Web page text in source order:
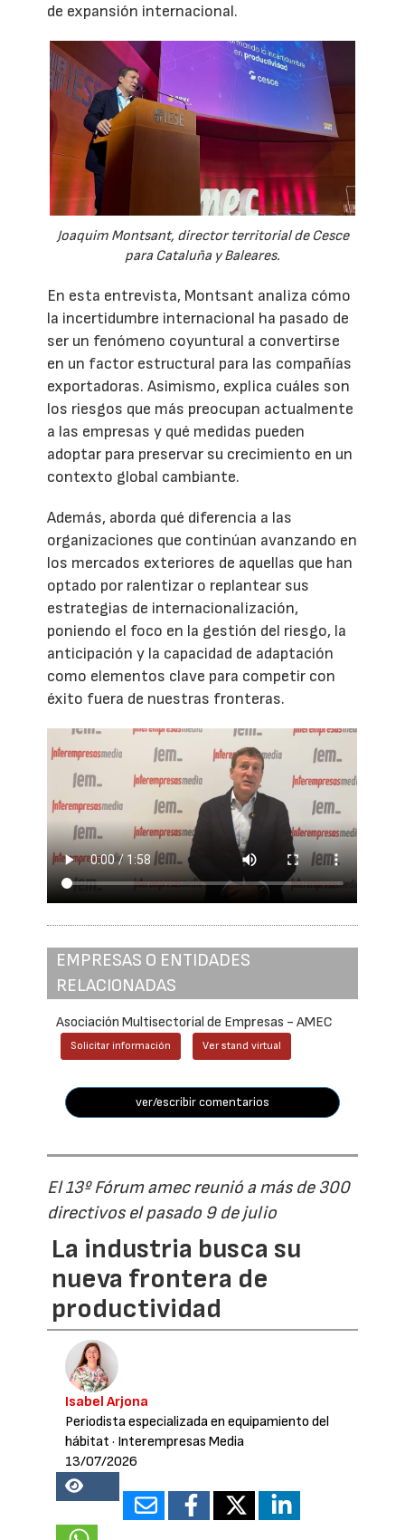
de expansión internacional.
Joaquim Montsant, director territorial de Cesce
para Cataluña y Baleares.
En esta entrevista, Montsant analiza cómo
la incertidumbre internacional ha pasado de
ser un fenómeno coyuntural a convertirse
en un factor estructural para las compañías
exportadoras. Asimismo, explica cuáles son
los riesgos que más preocupan actualmente
a las empresas y qué medidas pueden
adoptar para preservar su crecimiento en un
contexto global cambiante.
Además, aborda qué diferencia a las
organizaciones que continúan avanzando en
los mercados exteriores de aquellas que han
optado por ralentizar o replantear sus
estrategias de internacionalización,
poniendo el foco en la gestión del riesgo, la
anticipación y la capacidad de adaptación
como elementos clave para competir con
éxito fuera de nuestras fronteras.
EMPRESAS O ENTIDADES
RELACIONADAS
Asociación Multisectorial de Empresas - AMEC
Solicitar información Ver stand virtual
ver/escribir comentarios
El 13º Fórum amec reunió a más de 300
directivos el pasado 9 de julio
La industria busca su
nueva frontera de
productividad
Isabel Arjona
Periodista especializada en equipamiento del
hábitat · Interempresas Media
13/07/2026
26918